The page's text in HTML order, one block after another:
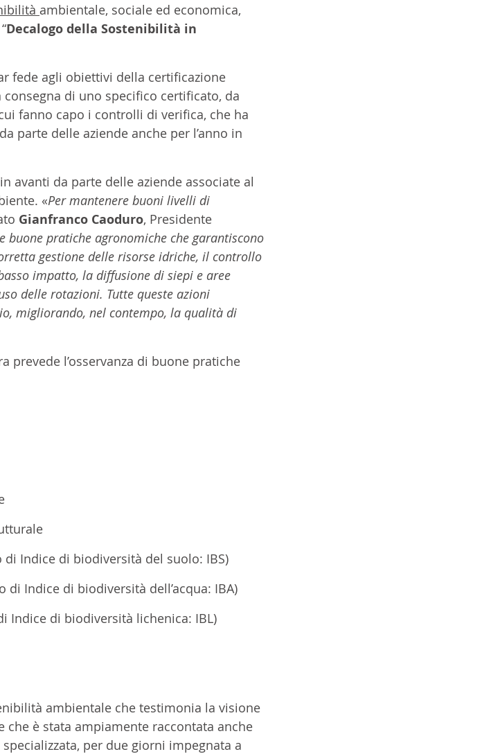
ambientale, sociale ed economica,
Decalogo della Sostenibilità in
fede agli obiettivi della certificazione
di uno specifico certificato, da
fanno capo i controlli di verifica, che ha
parte delle aziende anche per l’anno in
avanti da parte delle aziende associate al
«Per mantenere buoni livelli di
Gianfranco Caoduro, Presidente
buone pratiche agronomiche che garantiscono
gestione delle risorse idriche, il controllo
impatto, la diffusione di siepi e aree
delle rotazioni. Tutte queste azioni
migliorando, nel contempo, la qualità di
prevede l’osservanza di buone pratiche
di Indice di biodiversità del suolo: IBS)
di Indice di biodiversità dell’acqua: IBA)
Indice di biodiversità lichenica: IBL)
ambientale che testimonia la visione
è stata ampiamente raccontata anche
per due giorni impegnata a